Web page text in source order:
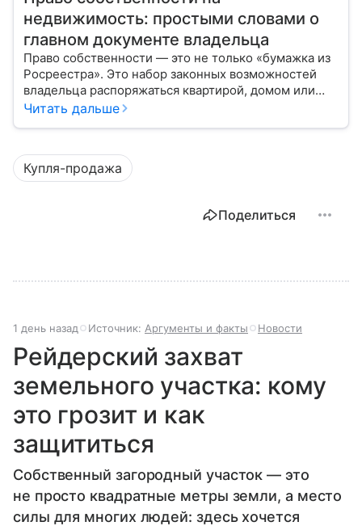
недвижимость: простыми словами о
главном документе владельца
Право собственности — это не только «бумажка из
Росреестра». Это набор законных возможностей
владельца распоряжаться квартирой, домом или
участком: жить, сдавать, продавать, дарить,
Читать дальше
Купля-продажа
Поделиться
1 день назад Источник: Аргументы и факты Новости
Рейдерский захват
земельного участка: кому
это грозит и как
защититься
Собственный загородный участок — это
не просто квадратные метры земли, а место
силы для многих людей: здесь хочется